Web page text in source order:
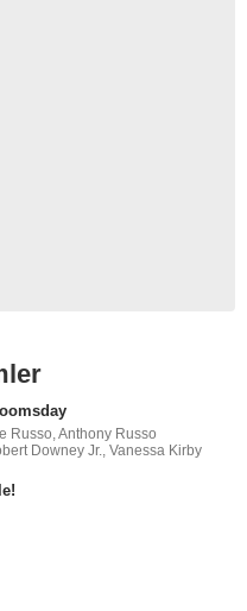
Russo, Anthony Russo
Downey Jr., Vanessa Kirby